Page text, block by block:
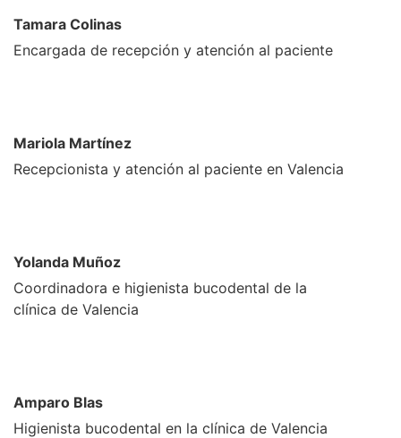
Tamara Colinas
Encargada de recepción y atención al paciente
Mariola Martínez
Recepcionista y atención al paciente en Valencia
Yolanda Muñoz
Coordinadora e higienista bucodental de la
clínica de Valencia
Amparo Blas
Higienista bucodental en la clínica de Valencia